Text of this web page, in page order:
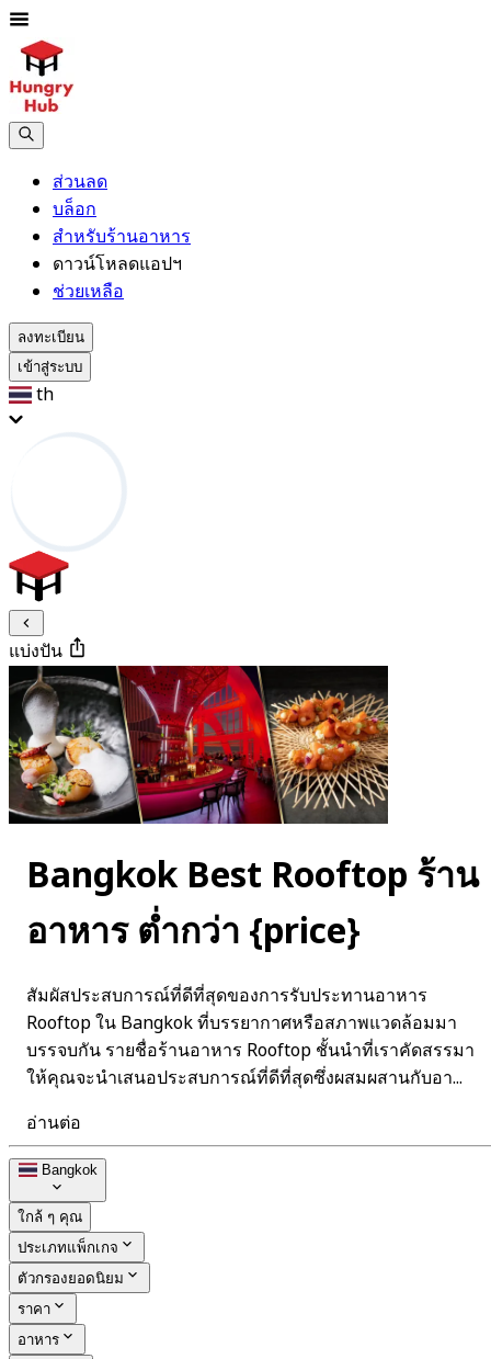
ส่วนลด
บล็อก
สำหรับร้านอาหาร
ดาวน์โหลดแอปฯ
ช่วยเหลือ
ลงทะเบียน
เข้าสู่ระบบ
th
แบ่งปัน
Bangkok Best Rooftop ร้าน
อาหาร ต่ำกว่า {price}
สัมผัสประสบการณ์ที่ดีที่สุดของการรับประทานอาหาร
Rooftop ใน Bangkok ที่บรรยากาศหรือสภาพแวดล้อมมา
บรรจบกัน รายชื่อร้านอาหาร Rooftop ชั้นนำที่เราคัดสรรมา
ให้คุณจะนำเสนอประสบการณ์ที่ดีที่สุดซึ่งผสมผสานกับอา...
อ่านต่อ
Bangkok
ใกล้ ๆ คุณ
ประเภทแพ็กเกจ
ตัวกรองยอดนิยม
ราคา
อาหาร